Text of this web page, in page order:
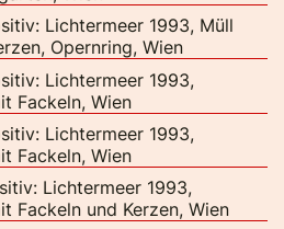
Lichtermeer 1993, Müll
Opernring, Wien
Lichtermeer 1993,
Fackeln, Wien
Lichtermeer 1993,
Fackeln, Wien
Lichtermeer 1993,
Fackeln und Kerzen, Wien